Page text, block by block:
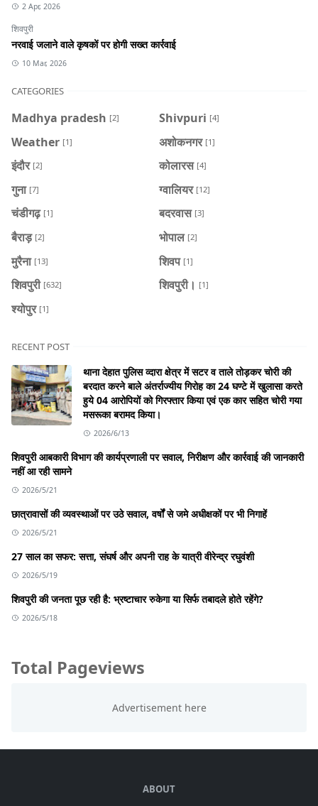
2 Apr, 2026
शिवपुरी
नरवाई जलाने वाले कृषकों पर होगी सख्त कार्रवाई
10 Mar, 2026
CATEGORIES
Madhya pradesh [2] Shivpuri [4]
Weather [1] अशोकनगर [1]
इंदौर [2] कोलारस [4]
गुना [7] ग्वालियर [12]
चंडीगढ़ [1] बदरवास [3]
बैराड़ [2] भोपाल [2]
मुरैना [13] शिवप [1]
शिवपुरी [632] शिवपुरी। [1]
श्योपुर [1]
RECENT POST
थाना देहात पुलिस व्दारा क्षेत्र में सटर व ताले तोड़कर चोरी की
बरदात करने बाले अंतर्राज्यीय गिरोह का 24 घण्टे में खुलासा करते
हुये 04 आरोपियों को गिरफ्तार किया एवं एक कार सहित चोरी गया
मसरूका बरामद किया।
2026/6/13
शिवपुरी आबकारी विभाग की कार्यप्रणाली पर सवाल, निरीक्षण और कार्रवाई की जानकारी
नहीं आ रही सामने
2026/5/21
छात्रावासों की व्यवस्थाओं पर उठे सवाल, वर्षों से जमे अधीक्षकों पर भी निगाहें
2026/5/21
27 साल का सफर: सत्ता, संघर्ष और अपनी राह के यात्री वीरेन्द्र रघुवंशी
2026/5/19
शिवपुरी की जनता पूछ रही है: भ्रष्टाचार रुकेगा या सिर्फ तबादले होते रहेंगे?
2026/5/18
Total Pageviews
ABOUT